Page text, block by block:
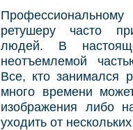
ретушеру часто
людей. В
неотъемлемой
Все, кто занимался
много времени
изображения либо
уходить от